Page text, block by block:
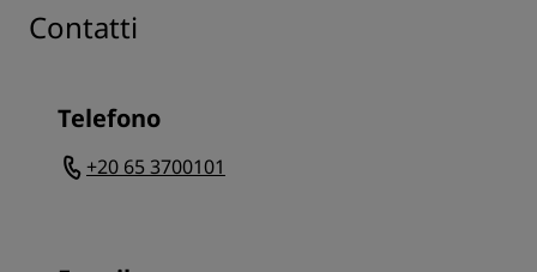
Contatti
Telefono
+20 65 3700101